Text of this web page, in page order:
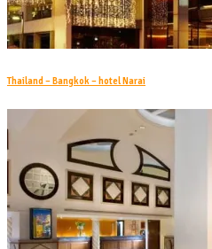
Thailand – Bangkok – hotel Narai